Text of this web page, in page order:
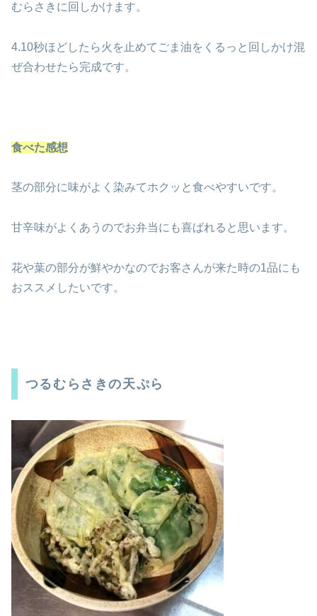
むらさきに回しかけます。
4.10秒ほどしたら火を止めてごま油をくるっと回しかけ混
ぜ合わせたら完成です。
食べた感想
茎の部分に味がよく染みてホクッと食べやすいです。
甘辛味がよくあうのでお弁当にも喜ばれると思います。
花や葉の部分が鮮やかなのでお客さんが来た時の1品にも
おススメしたいです。
つるむらさきの天ぷら